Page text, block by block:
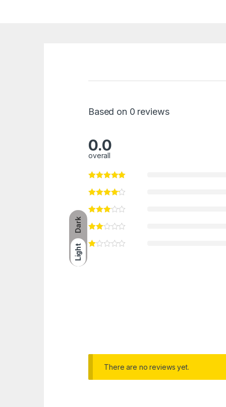
Dark
Light
Based on 0 reviews
0.0
overall
There are no reviews yet.